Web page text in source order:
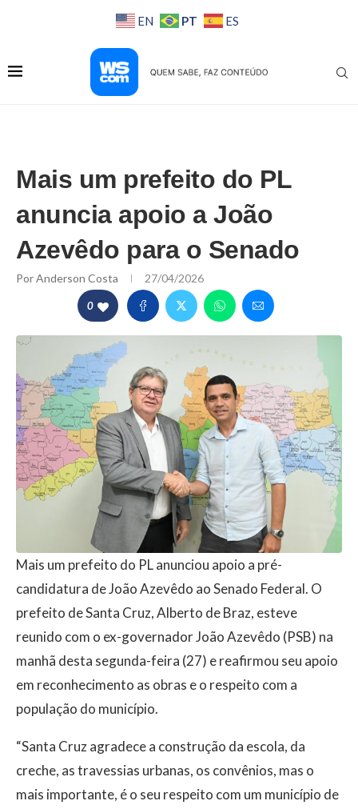
EN PT ES
Mais um prefeito do PL
anuncia apoio a João
Azevêdo para o Senado
PorAnderson Costa 27/04/2026
0
Mais um prefeito do PL anunciou apoio a pré-
candidatura de João Azevêdo ao Senado Federal. O
prefeito de Santa Cruz, Alberto de Braz, esteve
reunido com o ex-governador João Azevêdo (PSB) na
manhã desta segunda-feira (27) e reafirmou seu apoio
em reconhecimento as obras e o respeito com a
população do município.
“Santa Cruz agradece a construção da escola, da
creche, as travessias urbanas, os convênios, mas o
mais importante, é o seu respeito com um município de